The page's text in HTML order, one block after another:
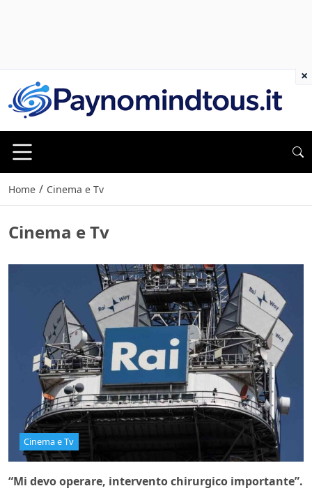
Home / Cinema e Tv
Cinema e Tv
Cinema e Tv
“Mi devo operare, intervento chirurgico importante”.
×